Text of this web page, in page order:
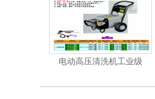
电动高压清洗机工业级